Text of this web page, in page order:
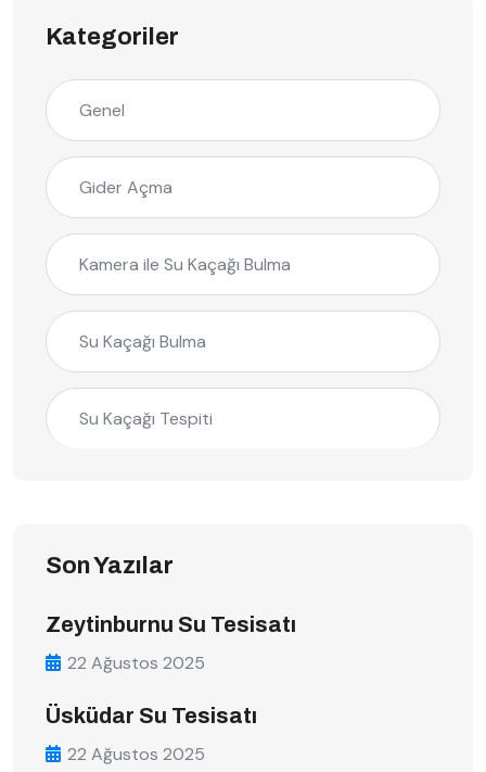
Kategoriler
Genel
Gider Açma
Kamera ile Su Kaçağı Bulma
Su Kaçağı Bulma
Su Kaçağı Tespiti
Son Yazılar
Zeytinburnu Su Tesisatı
22 Ağustos 2025
Üsküdar Su Tesisatı
22 Ağustos 2025